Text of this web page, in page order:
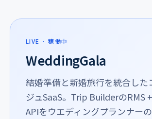
LIVE · 稼働中
WeddingGala
結婚準備と新婚旅行を統合した
ジュSaaS。Trip BuilderのRMS
APIをウエディングプランナー